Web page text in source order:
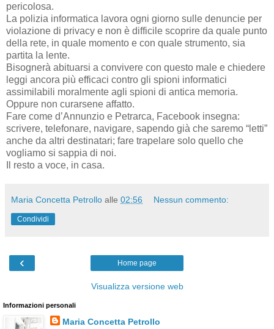
pericolosa.
La polizia informatica lavora ogni giorno sulle denuncie per
violazione di privacy e non è difficile scoprire da quale punto
della rete, in quale momento e con quale strumento, sia
partita la lente.
Bisognerà abituarsi a convivere con questo male e chiedere
leggi ancora più efficaci contro gli spioni informatici
assimilabili moralmente agli spioni di antica memoria.
Oppure non curarsene affatto.
Fare come d’Annunzio e Petrarca, Facebook insegna:
scrivere, telefonare, navigare, sapendo già che saremo “letti”
anche da altri destinatari; fare trapelare solo quello che
vogliamo si sappia di noi.
Il resto a voce, in casa.
Maria Concetta Petrollo alle 02:56 Nessun commento:
Condividi
‹ Home page
Visualizza versione web
Informazioni personali
Maria Concetta Petrollo